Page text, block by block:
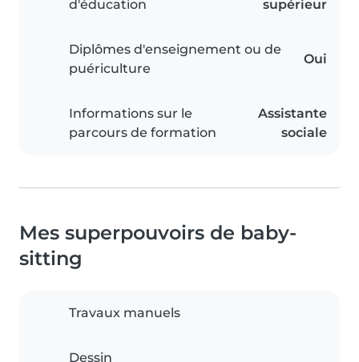
d'éducation
supérieur
Diplômes d'enseignement ou de
puériculture
Oui
Informations sur le
parcours de formation
Assistante
sociale
Mes superpouvoirs de baby-
sitting
Travaux manuels
Dessin